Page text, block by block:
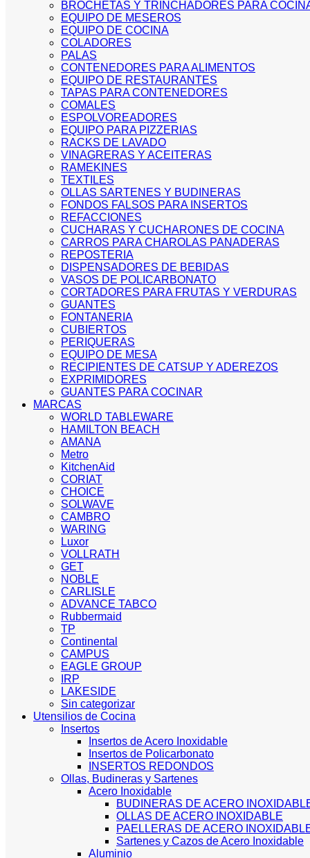
BROCHETAS Y TRINCHADORES PARA
EQUIPO DE MESEROS
EQUIPO DE COCINA
COLADORES
PALAS
CONTENEDORES PARA ALIMENTOS
EQUIPO DE RESTAURANTES
TAPAS PARA CONTENEDORES
COMALES
ESPOLVOREADORES
EQUIPO PARA PIZZERIAS
RACKS DE LAVADO
VINAGRERAS Y ACEITERAS
RAMEKINES
TEXTILES
OLLAS SARTENES Y BUDINERAS
FONDOS FALSOS PARA INSERTOS
REFACCIONES
CUCHARAS Y CUCHARONES DE COCINA
CARROS PARA CHAROLAS PANADERAS
REPOSTERIA
DISPENSADORES DE BEBIDAS
VASOS DE POLICARBONATO
CORTADORES PARA FRUTAS Y VERDURAS
GUANTES
FONTANERIA
CUBIERTOS
PERIQUERAS
EQUIPO DE MESA
RECIPIENTES DE CATSUP Y ADEREZOS
EXPRIMIDORES
GUANTES PARA COCINAR
MARCAS
WORLD TABLEWARE
HAMILTON BEACH
AMANA
Metro
KitchenAid
CORIAT
CHOICE
SOLWAVE
CAMBRO
WARING
Luxor
VOLLRATH
GET
NOBLE
CARLISLE
ADVANCE TABCO
Rubbermaid
TP
Continental
CAMPUS
EAGLE GROUP
IRP
LAKESIDE
Sin categorizar
Utensilios de Cocina
Insertos
Insertos de Acero Inoxidable
Insertos de Policarbonato
INSERTOS REDONDOS
Ollas, Budineras y Sartenes
Acero Inoxidable
BUDINERAS DE ACERO
OLLAS DE ACERO INOXIDABLE
PAELLERAS DE ACERO
Sartenes y Cazos de Acero Inoxidable
Aluminio